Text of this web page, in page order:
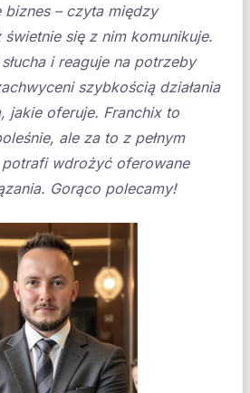
– czyta między
świetnie się z nim komunikuje.
i reaguje na potrzeby
szybkością działania
jakie oferuje. Franchix to
ale za to z pełnym
wdrożyć oferowane
Gorąco polecamy!